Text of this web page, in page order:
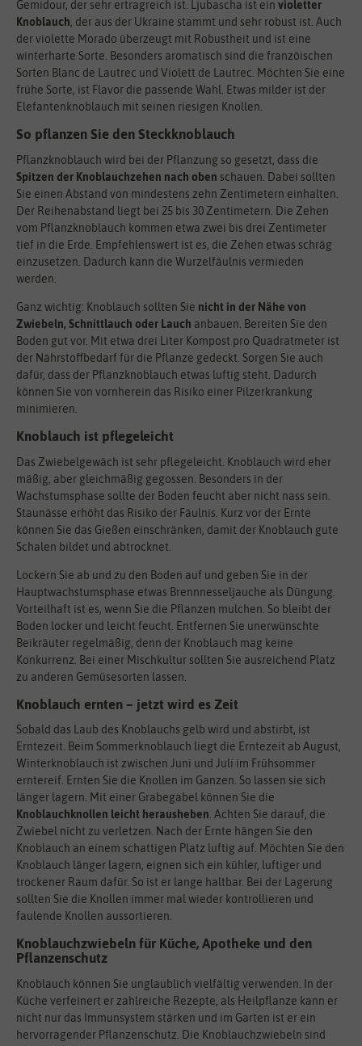
Gemidour, der sehr ertragreich ist. Ljubascha ist ein violetter
Knoblauch, der aus der Ukraine stammt und sehr robust ist. Auch
der violette Morado überzeugt mit Robustheit und ist eine
winterharte Sorte. Besonders aromatisch sind die franzöischen
Sorten Blanc de Lautrec und Violett de Lautrec. Möchten Sie eine
frühe Sorte, ist Flavor die passende Wahl. Etwas milder ist der
Elefantenknoblauch mit seinen riesigen Knollen.
So pflanzen Sie den Steckknoblauch
Pflanzknoblauch wird bei der Pflanzung so gesetzt, dass die
Spitzen der Knoblauchzehen nach oben schauen. Dabei sollten
Sie einen Abstand von mindestens zehn Zentimetern einhalten.
Der Reihenabstand liegt bei 25 bis 30 Zentimetern. Die Zehen
vom Pflanzknoblauch kommen etwa zwei bis drei Zentimeter
tief in die Erde. Empfehlenswert ist es, die Zehen etwas schräg
einzusetzen. Dadurch kann die Wurzelfäulnis vermieden
werden.
Ganz wichtig: Knoblauch sollten Sie nicht in der Nähe von
Zwiebeln, Schnittlauch oder Lauch anbauen. Bereiten Sie den
Boden gut vor. Mit etwa drei Liter Kompost pro Quadratmeter ist
der Nährstoffbedarf für die Pflanze gedeckt. Sorgen Sie auch
dafür, dass der Pflanzknoblauch etwas luftig steht. Dadurch
können Sie von vornherein das Risiko einer Pilzerkrankung
minimieren.
Knoblauch ist pflegeleicht
Das Zwiebelgewäch ist sehr pflegeleicht. Knoblauch wird eher
mäßig, aber gleichmäßig gegossen. Besonders in der
Wachstumsphase sollte der Boden feucht aber nicht nass sein.
Staunässe erhöht das Risiko der Fäulnis. Kurz vor der Ernte
können Sie das Gießen einschränken, damit der Knoblauch gute
Schalen bildet und abtrocknet.
Lockern Sie ab und zu den Boden auf und geben Sie in der
Hauptwachstumsphase etwas Brennnesseljauche als Düngung.
Vorteilhaft ist es, wenn Sie die Pflanzen mulchen. So bleibt der
Boden locker und leicht feucht. Entfernen Sie unerwünschte
Beikräuter regelmäßig, denn der Knoblauch mag keine
Konkurrenz. Bei einer Mischkultur sollten Sie ausreichend Platz
zu anderen Gemüsesorten lassen.
Knoblauch ernten – jetzt wird es Zeit
Sobald das Laub des Knoblauchs gelb wird und abstirbt, ist
Erntezeit. Beim Sommerknoblauch liegt die Erntezeit ab August,
Winterknoblauch ist zwischen Juni und Juli im Frühsommer
erntereif. Ernten Sie die Knollen im Ganzen. So lassen sie sich
länger lagern. Mit einer Grabegabel können Sie die
Knoblauchknollen leicht herausheben . Achten Sie darauf, die
Zwiebel nicht zu verletzen. Nach der Ernte hängen Sie den
Knoblauch an einem schattigen Platz luftig auf. Möchten Sie den
Knoblauch länger lagern, eignen sich ein kühler, luftiger und
trockener Raum dafür. So ist er lange haltbar. Bei der Lagerung
sollten Sie die Knollen immer mal wieder kontrollieren und
faulende Knollen aussortieren.
Knoblauchzwiebeln für Küche, Apotheke und den
Pflanzenschutz
Knoblauch können Sie unglaublich vielfältig verwenden. In der
Küche verfeinert er zahlreiche Rezepte, als Heilpflanze kann er
nicht nur das Immunsystem stärken und im Garten ist er ein
hervorragender Pflanzenschutz. Die Knoblauchzwiebeln sind